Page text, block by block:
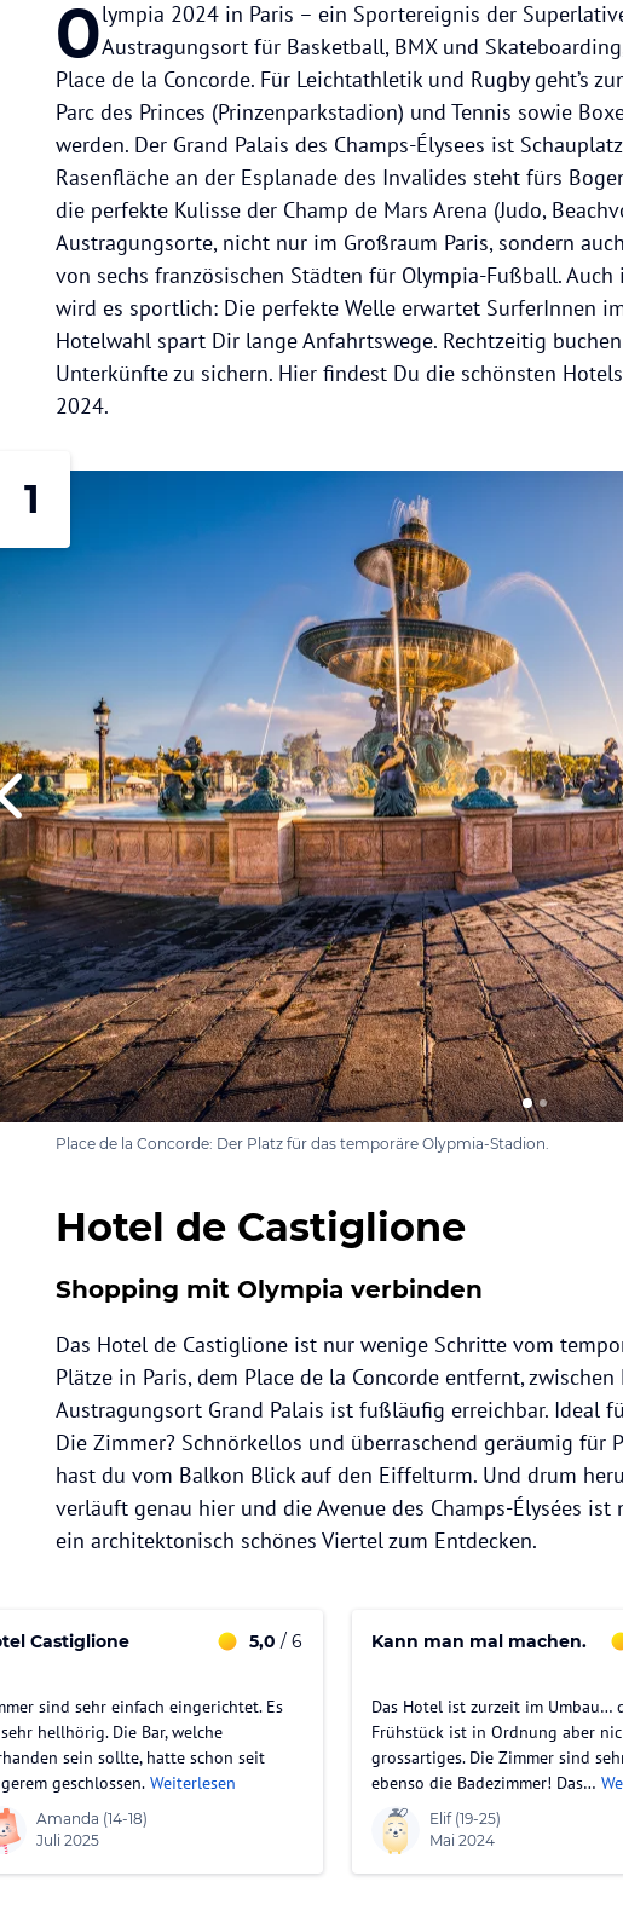
Olympia 2024 in Paris – ein Sportereignis der
Austragungsort für Basketball, BMX und
Place de la Concorde. Für Leichtathletik und Rugby geht’s
Parc des Princes (Prinzenparkstadion) und Tennis sowie
werden. Der Grand Palais des Champs-Élysees ist
Rasenfläche an der Esplanade des Invalides steht fürs
die perfekte Kulisse der Champ de Mars Arena (Judo,
Austragungsorte, nicht nur im Großraum Paris, sondern
von sechs französischen Städten für Olympia-Fußball.
wird es sportlich: Die perfekte Welle erwartet SurferInnen
Hotelwahl spart Dir lange Anfahrtswege. Rechtzeitig
Unterkünfte zu sichern. Hier findest Du die schönsten
2024.
1
Place de la Concorde: Der Platz für das temporäre Olypmia-Stadion.
Hotel de Castiglione
Shopping mit Olympia verbinden
Das Hotel de Castiglione ist nur wenige Schritte vom
Plätze in Paris, dem Place de la Concorde entfernt,
Austragungsort Grand Palais ist fußläufig erreichbar. Ideal
Die Zimmer? Schnörkellos und überraschend geräumig für
hast du vom Balkon Blick auf den Eiffelturm. Und drum
verläuft genau hier und die Avenue des Champs-Élysées
ein architektonisch schönes Viertel zum Entdecken.
Castiglione 5,0 / 6
sind sehr einfach eingerichtet. Es
hellhörig. Die Bar, welche
sein sollte, hatte schon seit
geschlossen. Weiterlesen
Amanda (14-18)
Juli 2025
Kann man mal machen.
Das Hotel ist zurzeit im Umbau…
Frühstück ist in Ordnung aber
grossartiges. Die Zimmer sind
ebenso die Badezimmer! Das…
Elif (19-25)
Mai 2024